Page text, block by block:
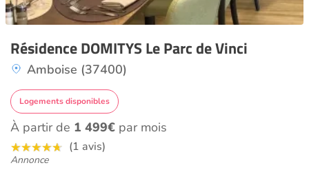
Résidence DOMITYS Le Parc de Vinci
Amboise (37400)
Logements disponibles
À partir de 1 499€ par mois
(1 avis)
Annonce